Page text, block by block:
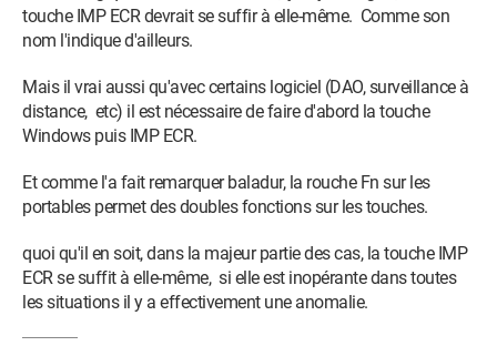
touche IMP ECR devrait se suffir à elle-même. Comme son
nom l'indique d'ailleurs.
Mais il vrai aussi qu'avec certains logiciel (DAO, surveillance à
distance, etc) il est nécessaire de faire d'abord la touche
Windows puis IMP ECR.
Et comme l'a fait remarquer baladur, la rouche Fn sur les
portables permet des doubles fonctions sur les touches.
quoi qu'il en soit, dans la majeur partie des cas, la touche IMP
ECR se suffit à elle-même, si elle est inopérante dans toutes
les situations il y a effectivement une anomalie.